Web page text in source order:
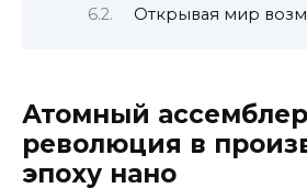
Открывая мир
Атомный
революция в
эпоху нано